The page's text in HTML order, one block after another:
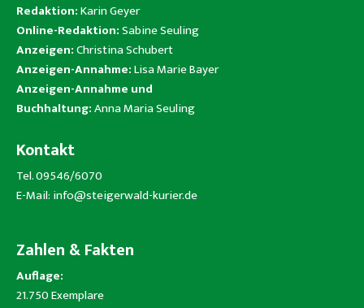
Redaktion:Karin Geyer
Online-Redaktion:Sabine Seuling
Anzeigen:Christina Schubert
Anzeigen-Annahme:Lisa Marie Bayer
Anzeigen-Annahme und
Buchhaltung:Anna Maria Seuling
Kontakt
Tel. 09546/6070
E-Mail: info@steigerwald-kurier.de
Zahlen & Fakten
Auflage:
21.750 Exemplare